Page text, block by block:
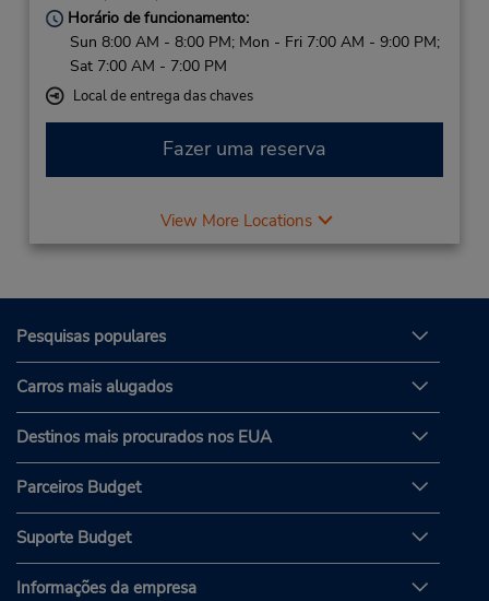
Horário de funcionamento:
Sun 8:00 AM - 8:00 PM; Mon - Fri 7:00 AM - 9:00 PM;
Sat 7:00 AM - 7:00 PM
Local de entrega das chaves
Fazer uma reserva
View More Locations
Pesquisas populares
Carros mais alugados
Destinos mais procurados nos EUA
Parceiros Budget
Suporte Budget
Informações da empresa